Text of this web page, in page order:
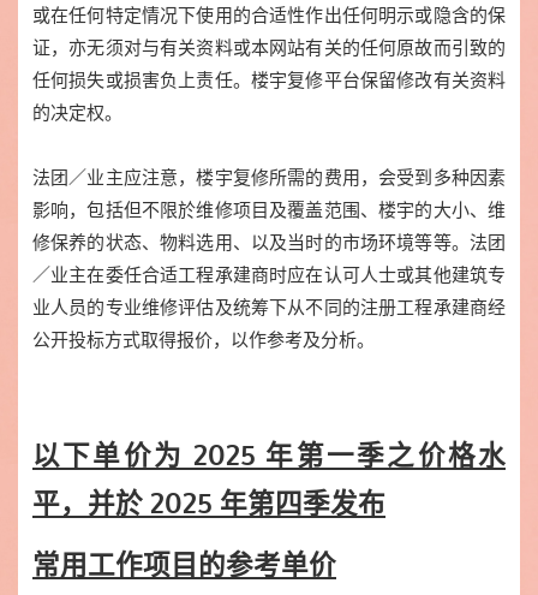
或在任何特定情况下使用的合适性作出任何明示或隐含的保
证，亦无须对与有关资料或本网站有关的任何原故而引致的
任何损失或损害负上责任。楼宇复修平台保留修改有关资料
的决定权。
法团／业主应注意，楼宇复修所需的费用，会受到多种因素
影响，包括但不限於维修项目及覆盖范围、楼宇的大小、维
修保养的状态、物料选用、以及当时的市场环境等等。法团
／业主在委任合适工程承建商时应在认可人士或其他建筑专
业人员的专业维修评估及统筹下从不同的注册工程承建商经
公开投标方式取得报价，以作参考及分析。
以下单价为 2025 年第一季之价格水
平，并於 2025 年第四季发布
常用工作项目的参考单价